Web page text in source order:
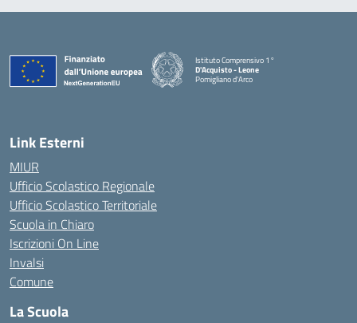
Istituto Comprensivo 1°
D'Acquisto - Leone
Pomigliano d'Arco
— Visita la pagina iniziale della scuola
Link Esterni
MIUR
Ufficio Scolastico Regionale
Ufficio Scolastico Territoriale
Scuola in Chiaro
Iscrizioni On Line
Invalsi
Comune
La Scuola